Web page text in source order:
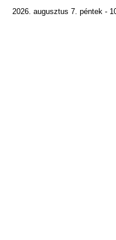
2026. augusztus 7. péntek -